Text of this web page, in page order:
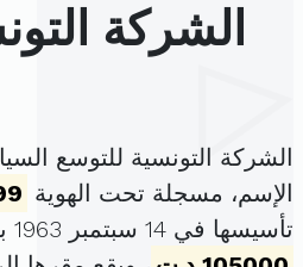
الشركة
الشركة التونسية للتوسع
الإسم، مسجلة تحت الهوية
تأسيسها في 14 سبتمبر 1963 برأس مال قدره